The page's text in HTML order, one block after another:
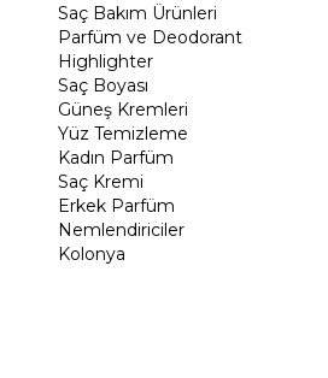
Saç Bakım Ürünleri
Parfüm ve Deodorant
Highlighter
Saç Boyası
Güneş Kremleri
Yüz Temizleme
Kadın Parfüm
Saç Kremi
Erkek Parfüm
Nemlendiriciler
Kolonya